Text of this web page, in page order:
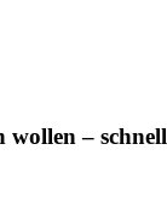
wollen – schnell